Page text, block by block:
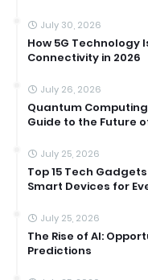
July 30, 2026
How 5G Technology
Connectivity in 2026
July 26, 2026
Quantum
Guide to the Future
July 25, 2026
Top 15 Tech
Smart Devices for
July 25, 2026
The Rise of AI:
Predictions